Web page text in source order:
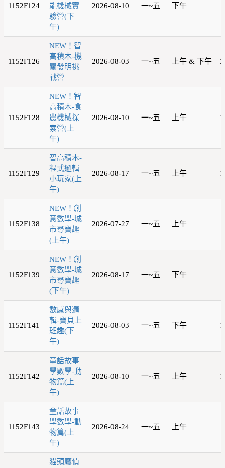
1152F124
能機械實
驗營(下
午)
2026-08-10 一~五 下午
1152F126
NEW！智
高積木-機
關發明挑
戰營
2026-08-03 一~五 上午 & 下午
1152F128
NEW！智
高積木-食
農機械探
索營(上
午)
2026-08-10 一~五 上午
1152F129
智高積木-
程式邏輯
小玩家(上
午)
2026-08-17 一~五 上午
1152F138
NEW！創
意數學-城
市尋寶趣
(上午)
2026-07-27 一~五 上午
1152F139
NEW！創
意數學-城
市尋寶趣
(下午)
2026-08-17 一~五 下午
1152F141
數感與邏
輯-寶貝上
班趣(下
午)
2026-08-03 一~五 下午
1152F142
童話故事
學數學-動
物篇(上
午)
2026-08-10 一~五 上午
1152F143
童話故事
學數學-動
物篇(上
午)
2026-08-24 一~五 上午
貓頭鷹偵